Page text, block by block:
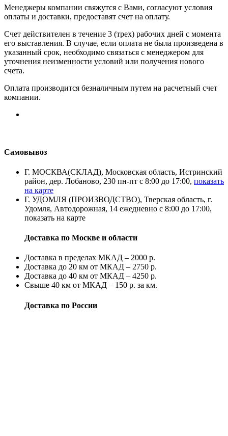
Менеджеры компании свяжутся с Вами, согласуют условия
оплаты и доставки, предоставят счет на оплату.
Счет действителен в течение 3 (трех) рабочих дней с момента
его выставления. В случае, если оплата не была произведена в
указанный срок, необходимо связаться с менеджером для
уточнения неизменности условий или получения нового
счета.
Оплата производится безналичным путем на расчетный счет
компании.
Самовывоз
Г. МОСКВА(СКЛАД), Московская область, Истринский
район, дер. Лобаново, 230 пн-пт с 8:00 до 17:00, показать
на карте
Г. УДОМЛЯ (ПРОИЗВОДСТВО), Тверская область, г.
Удомля, Автодорожная, 14 ежедневно с 8:00 до 17:00,
показать на карте
Доставка по Москве и области
Доставка в пределах МКАД – 2000 р.
Доставка до 20 км от МКАД – 2750 р.
Доставка до 40 км от МКАД – 4250 р.
Свыше 40 км от МКАД – 150 р. за км.
Доставка по России